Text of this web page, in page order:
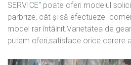
SERVICE" poate oferi modelul
parbrize, cât și să efectueze
model rar întâlnit.Varietatea de
putem oferi,satisface orice cerere